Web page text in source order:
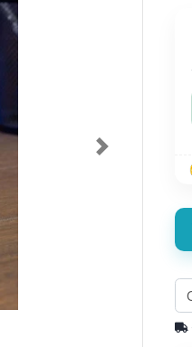
Next